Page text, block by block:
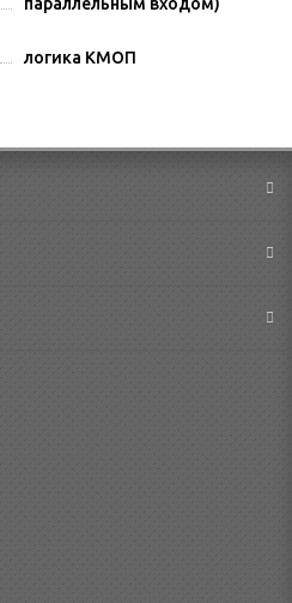
логика КМОП